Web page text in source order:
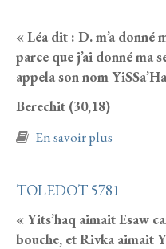
« Léa dit : D. m’a donné
parce que j’ai donné ma
appela son nom
Berechit (30,18)
En savoir plus
TOLEDOT 5781
« Yits’haq aimait Esaw
bouche, et Rivka aimait